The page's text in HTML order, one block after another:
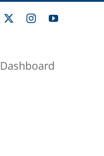
Dashboard